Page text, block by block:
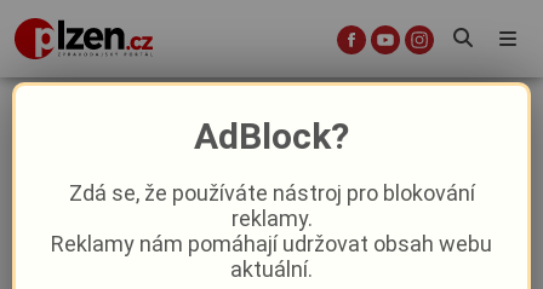
Nemocnice Plzeňského kraje znovu
uspěly v projektu Nejlepší
nemocnice ČR
Aktuality Aktuálně Z kraje
AdBlock?
Zdá se, že používáte nástroj pro blokování
reklamy.
Reklamy nám pomáhají udržovat obsah webu
aktuální.